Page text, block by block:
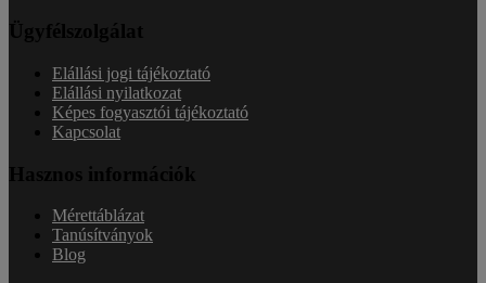
Ügyfélszolgálat
Elállási jogi tájékoztató
Elállási nyilatkozat
Képes fogyasztói tájékoztató
Kapcsolat
Hasznos információk
Mérettáblázat
Tanúsítványok
Blog